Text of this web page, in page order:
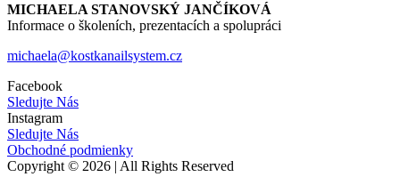
MICHAELA STANOVSKÝ JANČÍKOVÁ
Informace o školeních, prezentacích a spolupráci
michaela@kostkanailsystem.cz
Facebook
Sledujte Nás
Instagram
Sledujte Nás
Obchodné podmienky
Copyright © 2026 | All Rights Reserved